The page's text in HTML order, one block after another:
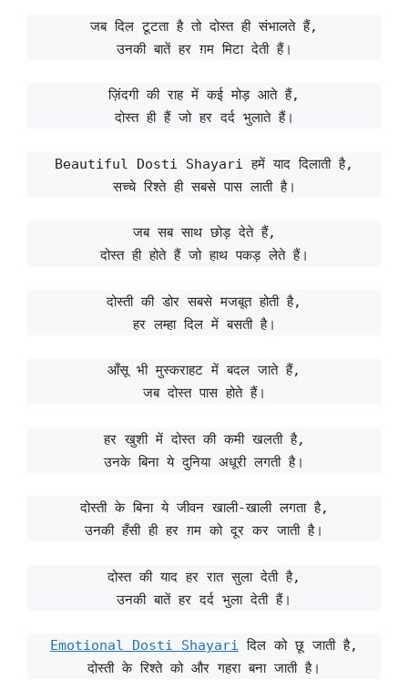
जब दिल टूटता है तो दोस्त ही संभालते हैं,
उनकी बातें हर ग़म मिटा देती हैं।
ज़िंदगी की राह में कई मोड़ आते हैं,
दोस्त ही हैं जो हर दर्द भुलाते हैं।
Beautiful Dosti Shayari हमें याद दिलाती है,
सच्चे रिश्ते ही सबसे पास लाती है।
जब सब साथ छोड़ देते हैं,
दोस्त ही होते हैं जो हाथ पकड़ लेते हैं।
दोस्ती की डोर सबसे मजबूत होती है,
हर लम्हा दिल में बसती है।
आँसू भी मुस्कराहट में बदल जाते हैं,
जब दोस्त पास होते हैं।
हर खुशी में दोस्त की कमी खलती है,
उनके बिना ये दुनिया अधूरी लगती है।
दोस्ती के बिना ये जीवन खाली-खाली लगता है,
उनकी हँसी ही हर ग़म को दूर कर जाती है।
दोस्त की याद हर रात सुला देती है,
उनकी बातें हर दर्द भुला देती हैं।
Emotional Dosti Shayari दिल को छू जाती है,
दोस्ती के रिश्ते को और गहरा बना जाती है।